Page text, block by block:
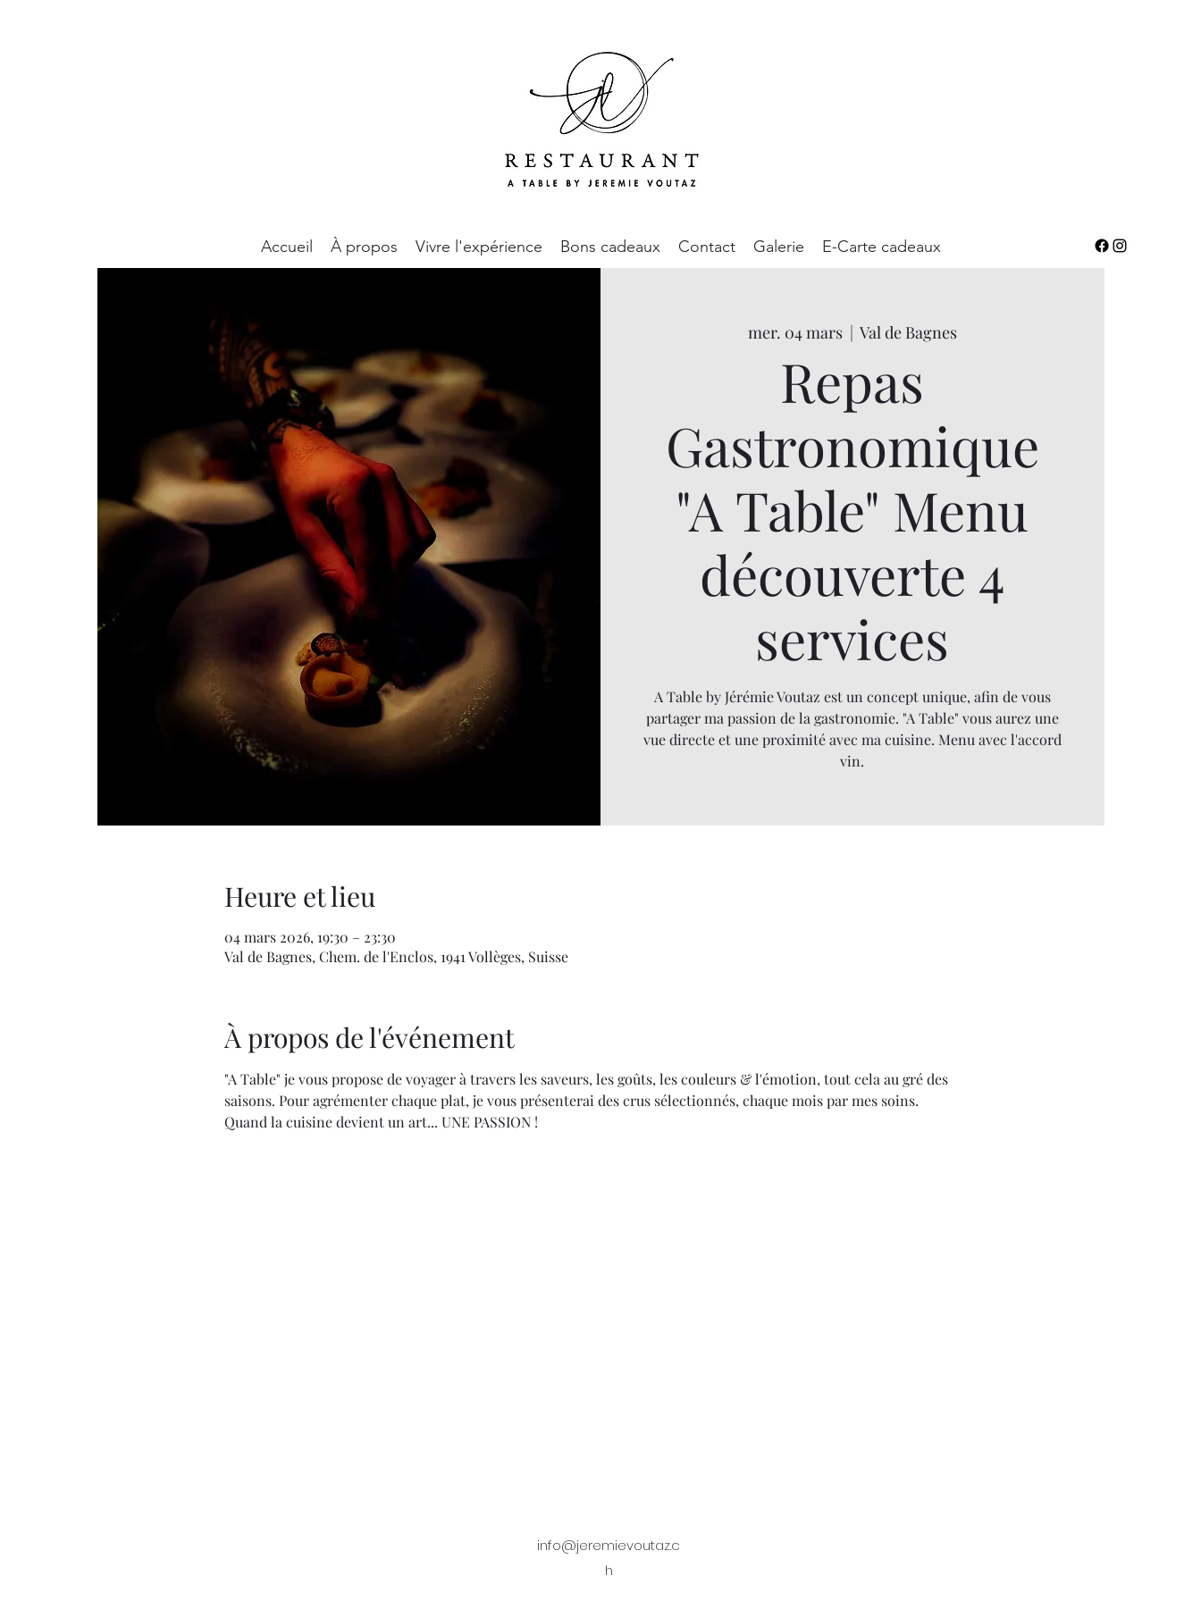
Accueil À propos Vivre l'expérience Bons cadeaux Contact Galerie E-Carte cadeaux
mer. 04 mars
  |
Val de Bagnes
Repas
Gastronomique
"A Table" Menu
découverte 4
services
A Table by Jérémie Voutaz est un concept unique, afin de vous
partager ma passion de la gastronomie. "A Table" vous aurez une
vue directe et une proximité avec ma cuisine. Menu avec l'accord
vin.
Heure et lieu
04 mars 2026, 19:30 – 23:30
Val de Bagnes, Chem. de l'Enclos, 1941 Vollèges, Suisse
À propos de l'événement
"A Table" je vous propose de voyager à travers les saveurs, les goûts, les couleurs & l'émotion, tout cela au gré des
saisons. Pour agrémenter chaque plat, je vous présenterai des crus sélectionnés, chaque mois par mes soins.
Quand la cuisine devient un art... UNE PASSION !
info@jeremievoutaz.c
h